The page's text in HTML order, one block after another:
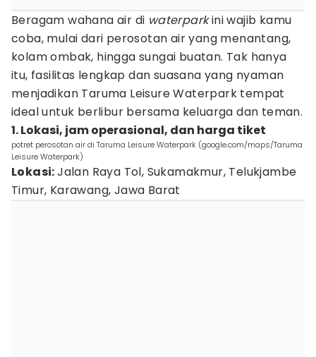
Beragam wahana air di waterparkini wajib kamu
coba, mulai dari perosotan air yang menantang,
kolam ombak, hingga sungai buatan. Tak hanya
itu, fasilitas lengkap dan suasana yang nyaman
menjadikan Taruma Leisure Waterpark tempat
ideal untuk berlibur bersama keluarga dan teman.
1. Lokasi, jam operasional, dan harga tiket
potret perosotan air di Taruma Leisure Waterpark (google.com/maps/Taruma
Leisure Waterpark)
Lokasi:Jalan Raya Tol, Sukamakmur, Telukjambe
Timur, Karawang, Jawa Barat